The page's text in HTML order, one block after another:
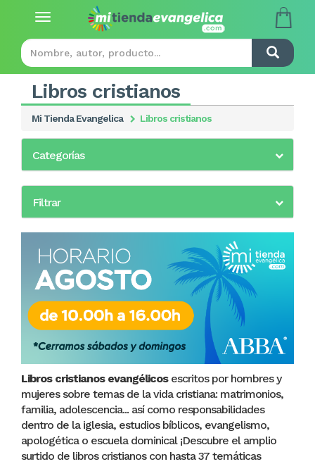
Toggle
Libros cristianos
Mi Tienda Evangelica Libros cristianos
Categorías
Filtrar
Libros cristianos evangélicosescritos por hombres y
mujeres sobre temas de la vida cristiana: matrimonios,
familia, adolescencia... así como responsabilidades
dentro de la iglesia, estudios bíblicos, evangelismo,
apologética o escuela dominical ¡Descubre el amplio
surtido de libros cristianos con hasta 37 temáticas